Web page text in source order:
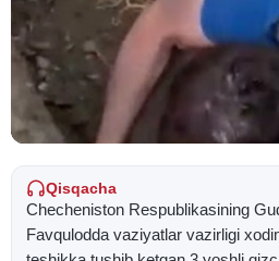
Qisqacha
Checheniston Respublikasining
Favqulodda vaziyatlar vazirligi